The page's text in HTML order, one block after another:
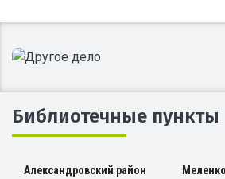
Библиотечные пункты
Александровский район